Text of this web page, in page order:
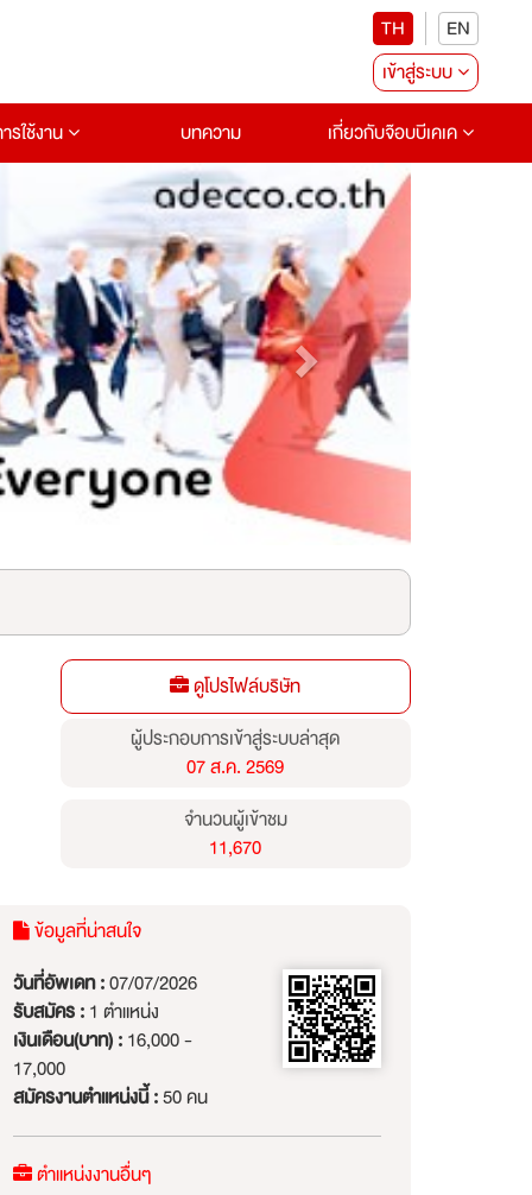
TH
EN
เข้าสู่ระบบ
รใช้งาน บทความ เกี่ยวกับจ๊อบบีเคเค
ดูโปรไฟล์บริษัท
ผู้ประกอบการเข้าสู่ระบบล่าสุด
07 ส.ค. 2569
จำนวนผู้เข้าชม
11,670
ข้อมูลที่น่าสนใจ
วันที่อัพเดท :07/07/2026
รับสมัคร :1 ตำแหน่ง
เงินเดือน(บาท) :16,000 -
17,000
สมัครงานตำแหน่งนี้ :50 คน
ตำแหน่งงานอื่นๆ